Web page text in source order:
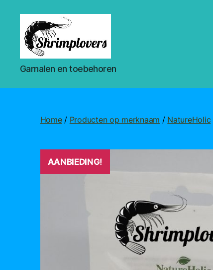
Shrimplovers
Garnalen en toebehoren
Home/ Producten op merknaam / NatureHolic
AANBIEDING!